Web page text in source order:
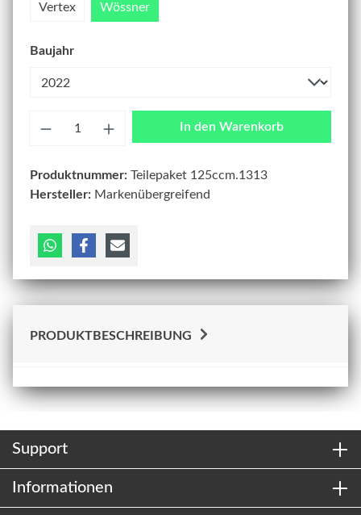
Vertex Wössner
Baujahr
In den Warenkorb
Produktnummer: Teilepaket 125ccm.1313
Hersteller: Markenübergreifend
PRODUKTBESCHREIBUNG
Support
Informationen